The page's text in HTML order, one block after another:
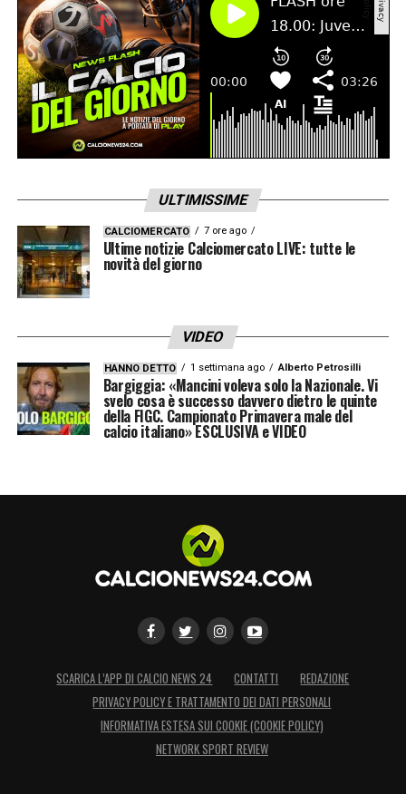
Al mio rientro la società si stava già
muovendo su Dzeko».
LA PLAYLIST DELLE NOSTRE TOP NEWS
ULTIMISSIME
CALCIOMERCATO 7 ore ago
Ultime notizie Calciomercato LIVE: tutte le
novità del giorno
VIDEO
HANNO DETTO 1 settimana ago Alberto Petrosilli
Bargiggia: «Mancini voleva solo la Nazionale. Vi
svelo cosa è successo davvero dietro le quinte
della FIGC. Campionato Primavera male del
calcio italiano» ESCLUSIVA e VIDEO
SCARICA L’APP DI CALCIO NEWS 24 CONTATTI
REDAZIONE
PRIVACY POLICY E TRATTAMENTO DEI DATI PERSONALI
INFORMATIVA ESTESA SUI COOKIE (COOKIE POLICY)
NETWORK SPORT REVIEW